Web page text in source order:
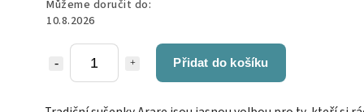
Můžeme doručit do:
10.8.2026
Přidat do košíku